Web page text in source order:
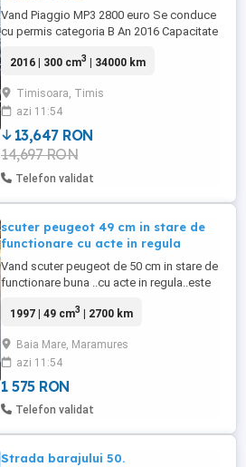
Vand Piaggio MP3 2800 euro Se conduce
cu permis categoria B An 2016 Capacitate
Suport de casca (pt 2 casti) Inmatriculat
2016 | 300 cm3 | 34000 km
Timisoara, Timis
azi 11:54
13,647 RON
14,697 RON
Telefon validat
scuter peugeot 49 cm in stare de
functionare cu acte in regula
Vand scuter peugeot de 50 cm in stare de
functionare buna ..cu acte in regula..este
..pret 300 euro.
1997 | 49 cm3 | 2700 km
Baia Mare, Maramures
azi 11:54
1 575 RON
Telefon validat
Strada barajului 50.